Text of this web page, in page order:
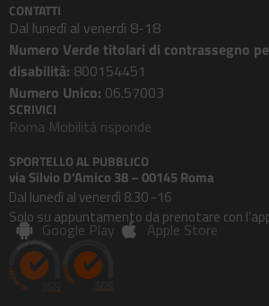
CONTATTI
Dal lunedì al venerdì 8-18
Numero Verde titolari di contrassegno
disabilità: 800154451
Numero Unico: 06.57003
SCRIVICI
Roma Mobilità risponde
SPORTELLO AL PUBBLICO
via Silvio D’Amico 38 – 00145 Roma
Dal lunedì al venerdì 8.30 -16
Solo su appuntamento da prenotare con
Google Play Apple Store